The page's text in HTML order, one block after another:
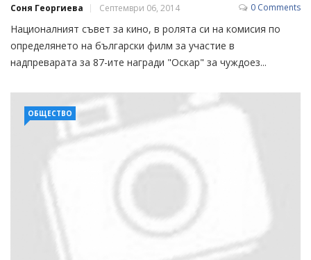
Соня Георгиева Септември 06, 2014 0 Comments
Националният съвет за кино, в ролята си на комисия по
определянето на български филм за участие в
надпреварата за 87-ите награди "Оскар" за чуждоез...
ОБЩЕСТВО